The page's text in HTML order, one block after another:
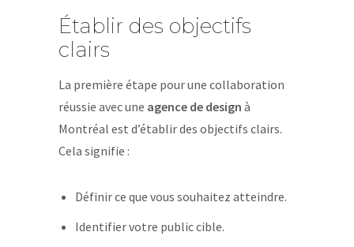
Établir des objectifs
clairs
La première étape pour une collaboration
réussie avec une agence de design à
Montréal est d’établir des objectifs clairs.
Cela signifie :
Définir ce que vous souhaitez atteindre.
Identifier votre public cible.